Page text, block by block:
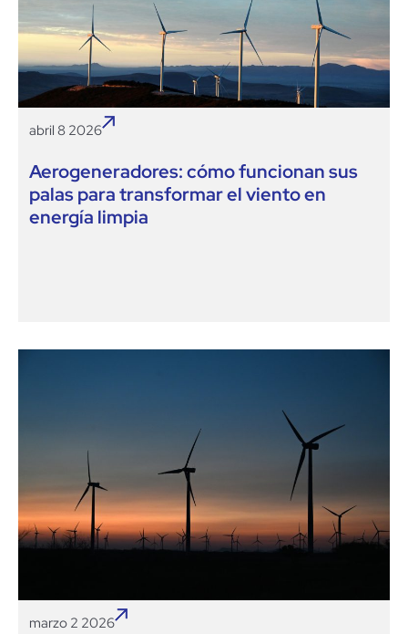
abril 8 2026
Aerogeneradores: cómo funcionan sus
palas para transformar el viento en
energía limpia
marzo 2 2026